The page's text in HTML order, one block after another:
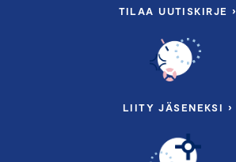
TILAA UUTISKIRJE ›
LIITY JÄSENEKSI ›